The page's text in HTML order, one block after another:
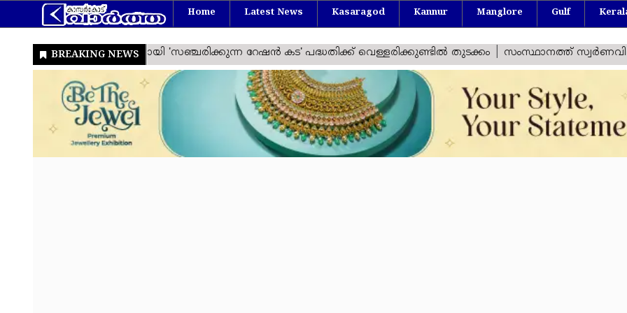
Home Latest News Kasaragod Kannur Manglore Gulf